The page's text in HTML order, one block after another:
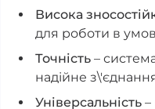
Висока
для роботи в
Точність –
надійне
Універсальність –